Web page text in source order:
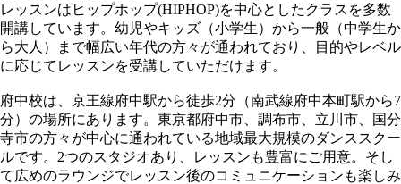
レッスンはヒップホップ(HIPHOP)を中心としたクラスを多数
開講しています。幼児やキッズ（小学生）から一般（中学生か
ら大人）まで幅広い年代の方々が通われており、目的やレベル
に応じてレッスンを受講していただけます。
府中校は、京王線府中駅から徒歩2分（南武線府中本町駅から7
分）の場所にあります。東京都府中市、調布市、立川市、国分
寺市の方々が中心に通われている地域最大規模のダンススクー
ルです。2つのスタジオあり、レッスンも豊富にご用意。そし
て広めのラウンジでレッスン後のコミュニケーションも楽しみ